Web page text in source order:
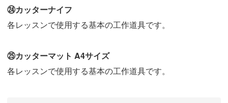
㉔カッターナイフ
各レッスンで使用する基本の工作道具です。
㉕カッターマット A4サイズ
各レッスンで使用する基本の工作道具です。